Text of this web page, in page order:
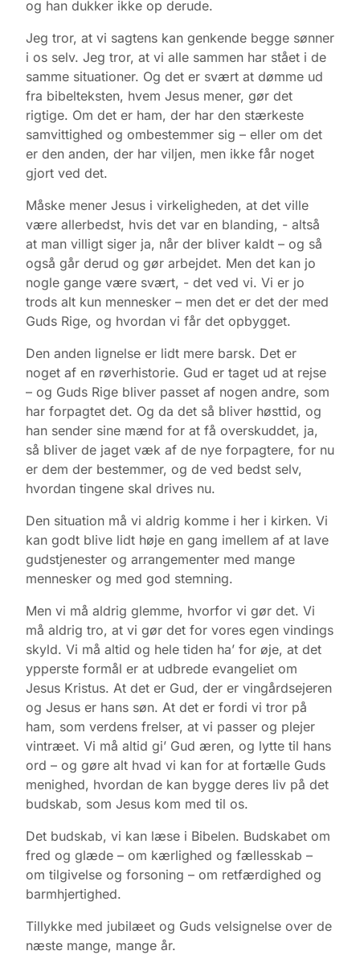
og han dukker ikke op derude.
Jeg tror, at vi sagtens kan genkende begge sønner
i os selv. Jeg tror, at vi alle sammen har stået i de
samme situationer. Og det er svært at dømme ud
fra bibelteksten, hvem Jesus mener, gør det
rigtige. Om det er ham, der har den stærkeste
samvittighed og ombestemmer sig – eller om det
er den anden, der har viljen, men ikke får noget
gjort ved det.
Måske mener Jesus i virkeligheden, at det ville
være allerbedst, hvis det var en blanding, - altså
at man villigt siger ja, når der bliver kaldt – og så
også går derud og gør arbejdet. Men det kan jo
nogle gange være svært, - det ved vi. Vi er jo
trods alt kun mennesker – men det er det der med
Guds Rige, og hvordan vi får det opbygget.
Den anden lignelse er lidt mere barsk. Det er
noget af en røverhistorie. Gud er taget ud at rejse
– og Guds Rige bliver passet af nogen andre, som
har forpagtet det. Og da det så bliver høsttid, og
han sender sine mænd for at få overskuddet, ja,
så bliver de jaget væk af de nye forpagtere, for nu
er dem der bestemmer, og de ved bedst selv,
hvordan tingene skal drives nu.
Den situation må vi aldrig komme i her i kirken. Vi
kan godt blive lidt høje en gang imellem af at lave
gudstjenester og arrangementer med mange
mennesker og med god stemning.
Men vi må aldrig glemme, hvorfor vi gør det. Vi
må aldrig tro, at vi gør det for vores egen vindings
skyld. Vi må altid og hele tiden ha’ for øje, at det
ypperste formål er at udbrede evangeliet om
Jesus Kristus. At det er Gud, der er vingårdsejeren
og Jesus er hans søn. At det er fordi vi tror på
ham, som verdens frelser, at vi passer og plejer
vintræet. Vi må altid gi’ Gud æren, og lytte til hans
ord – og gøre alt hvad vi kan for at fortælle Guds
menighed, hvordan de kan bygge deres liv på det
budskab, som Jesus kom med til os.
Det budskab, vi kan læse i Bibelen. Budskabet om
fred og glæde – om kærlighed og fællesskab –
om tilgivelse og forsoning – om retfærdighed og
barmhjertighed.
Tillykke med jubilæet og Guds velsignelse over de
næste mange, mange år.